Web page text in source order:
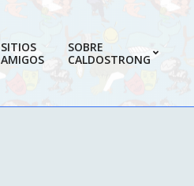
SITIOS
AMIGOS
SOBRE
CALDOSTRONG